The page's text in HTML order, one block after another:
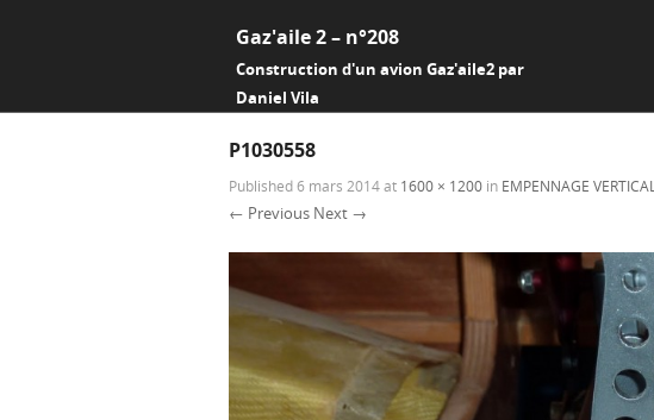
Gaz'aile 2 – n°208
Construction d'un avion Gaz'aile2 par
Daniel Vila
P1030558
Published6 mars 2014at 1600 × 1200 in EMPENNAGE VERTICAL
← Previous Next →